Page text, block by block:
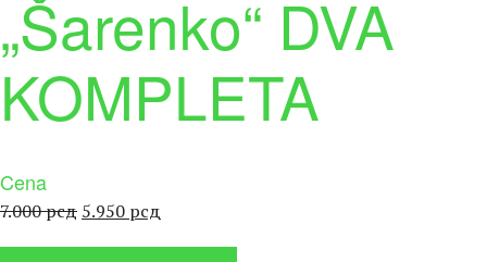
„Šarenko“ DVA
KOMPLETA
Cena
7.000рсд Оригинална
5.950 рсд